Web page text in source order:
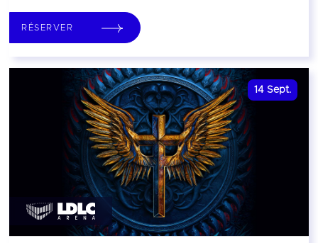
RÉSERVER
14 Sept.